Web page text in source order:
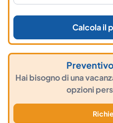
Calcola il
Hai bisogno di una
opzioni